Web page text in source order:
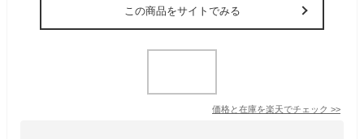
この商品をサイトでみる
価格と在庫を楽天でチェック >>